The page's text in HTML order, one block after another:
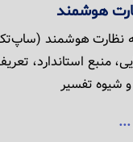
هوشمند
نظارت هوشمند
منبع استاندارد،
شیوه تفسیر
...